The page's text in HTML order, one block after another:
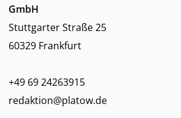
GmbH
Stuttgarter Straße 25
60329 Frankfurt
+49 69 24263915
redaktion@platow.de